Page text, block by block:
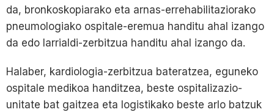
da, bronkoskopiarako eta arnas-errehabilitaziorako
pneumologiako ospitale-eremua handitu ahal izango
da edo larrialdi-zerbitzua handitu ahal izango da.
Halaber, kardiologia-zerbitzua bateratzea, eguneko
ospitale medikoa handitzea, beste ospitalizazio-
unitate bat gaitzea eta logistikako beste arlo batzuk